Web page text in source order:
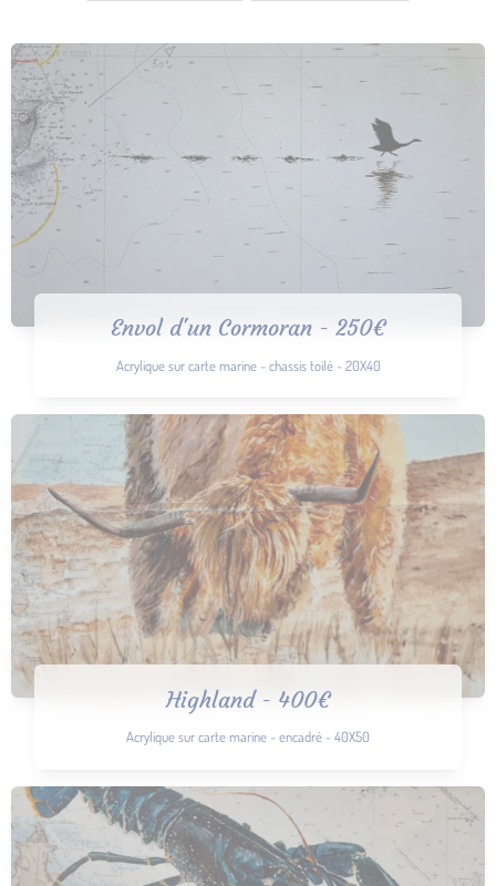
Envol d'un Cormoran - 250€
Acrylique sur carte marine - chassis toilé - 20X40
Highland - 400€
Acrylique sur carte marine - encadré - 40X50